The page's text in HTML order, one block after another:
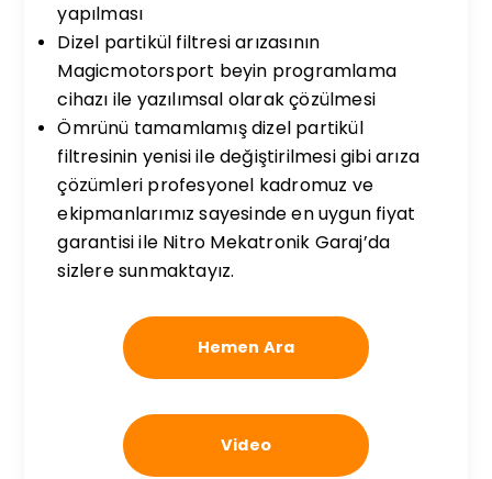
yapılması
Dizel partikül filtresi arızasının
Magicmotorsport beyin programlama
cihazı ile yazılımsal olarak çözülmesi
Ömrünü tamamlamış dizel partikül
filtresinin yenisi ile değiştirilmesi gibi arıza
çözümleri profesyonel kadromuz ve
ekipmanlarımız sayesinde en uygun fiyat
garantisi ile Nitro Mekatronik Garaj’da
sizlere sunmaktayız.
Hemen Ara
Video